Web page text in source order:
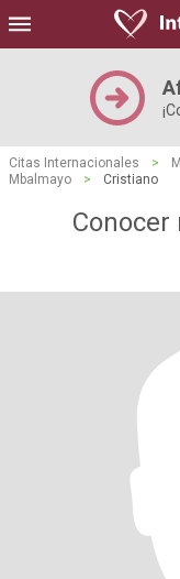
Citas Internacionales >
Mbalmayo
> Cristiano